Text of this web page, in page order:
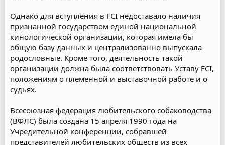
Однако для вступления в FCI недоставало наличия
признанной государством единой национальной
кинологической организации, которая имела бы
общую базу данных и централизованно выпускала
родословные. Кроме того, деятельность такой
организации должна была соответствовать Уставу FCI,
положениям о племенной и выставочной работе и о
судьях.
Всесоюзная федерация любительского собаководства
(ВФЛС) была создана 15 апреля 1990 года на
Учредительной конференции, собравшей
представителей любительских обществ из всех